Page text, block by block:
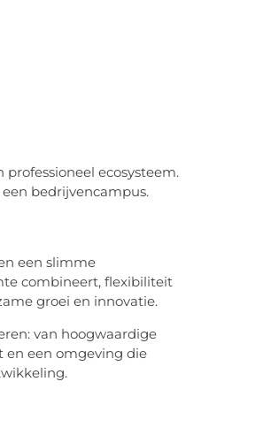
ecosysteem.
bedrijvencampus.
een slimme
combineert, flexibiliteit
groei en innovatie.
van hoogwaardige
en een omgeving die